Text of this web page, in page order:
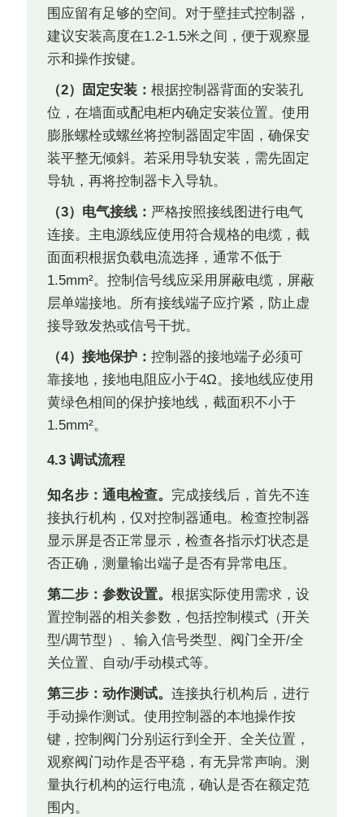
围应留有足够的空间。对于壁挂式控制器，
建议安装高度在1.2-1.5米之间，便于观察显
示和操作按键。
（2）固定安装：根据控制器背面的安装孔
位，在墙面或配电柜内确定安装位置。使用
膨胀螺栓或螺丝将控制器固定牢固，确保安
装平整无倾斜。若采用导轨安装，需先固定
导轨，再将控制器卡入导轨。
（3）电气接线： 严格按照接线图进行电气
连接。主电源线应使用符合规格的电缆，截
面面积根据负载电流选择，通常不低于
1.5mm²。控制信号线应采用屏蔽电缆，屏蔽
层单端接地。所有接线端子应拧紧，防止虚
接导致发热或信号干扰。
（4）接地保护：控制器的接地端子必须可
靠接地，接地电阻应小于4Ω。接地线应使用
黄绿色相间的保护接地线，截面积不小于
1.5mm²。
4.3 调试流程
知名步：通电检查。 完成接线后，首先不连
接执行机构，仅对控制器通电。检查控制器
显示屏是否正常显示，检查各指示灯状态是
否正确，测量输出端子是否有异常电压。
第二步：参数设置。根据实际使用需求，设
置控制器的相关参数，包括控制模式（开关
型/调节型）、输入信号类型、阀门全开/全
关位置、自动/手动模式等。
第三步：动作测试。连接执行机构后，进行
手动操作测试。使用控制器的本地操作按
键，控制阀门分别运行到全开、全关位置，
观察阀门动作是否平稳，有无异常声响。测
量执行机构的运行电流，确认是否在额定范
围内。